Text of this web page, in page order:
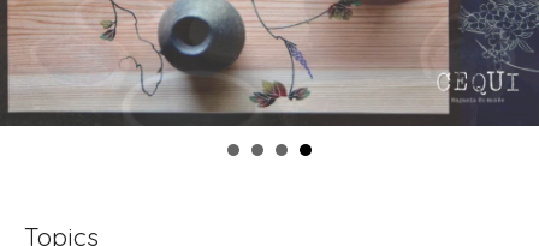
Topics